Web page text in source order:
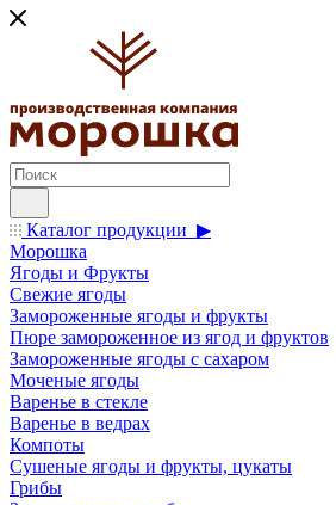
Каталог продукции ▶
Морошка
Ягоды и Фрукты
Свежие ягоды
Замороженные ягоды и фрукты
Пюре замороженное из ягод и фруктов
Замороженные ягоды с сахаром
Моченые ягоды
Варенье в стекле
Варенье в ведрах
Компоты
Сушеные ягоды и фрукты, цукаты
Грибы